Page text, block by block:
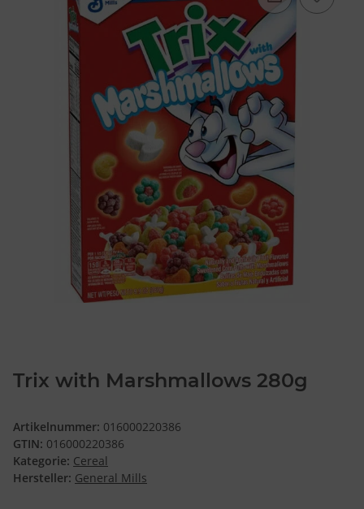
Trix with Marshmallows 280g
Artikelnummer: 016000220386
GTIN: 016000220386
Kategorie: Cereal
Hersteller: General Mills